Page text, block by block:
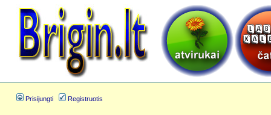
Prisijungti Registruotis